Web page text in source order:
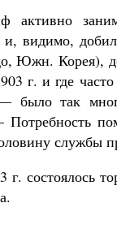
активно
видимо,
Южн. Корея),
г. и где
— было так
службы
г. состоялось